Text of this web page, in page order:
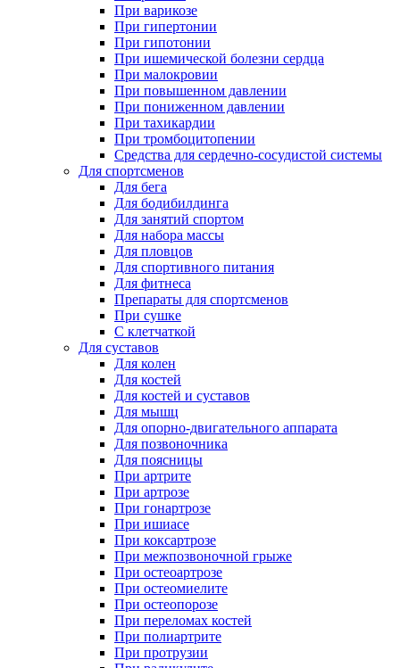
При варикозе
При гипертонии
При гипотонии
При ишемической болезни сердца
При малокровии
При повышенном давлении
При пониженном давлении
При тахикардии
При тромбоцитопении
Средства для сердечно-сосудистой системы
Для спортсменов
Для бега
Для бодибилдинга
Для занятий спортом
Для набора массы
Для пловцов
Для спортивного питания
Для фитнеса
Препараты для спортсменов
При сушке
С клетчаткой
Для суставов
Для колен
Для костей
Для костей и суставов
Для мышц
Для опорно-двигательного аппарата
Для позвоночника
Для поясницы
При артрите
При артрозе
При гонартрозе
При ишиасе
При коксартрозе
При межпозвоночной грыже
При остеоартрозе
При остеомиелите
При остеопорозе
При переломах костей
При полиартрите
При протрузии